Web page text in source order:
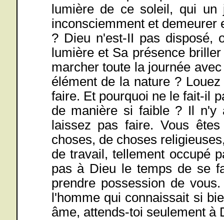
lumière de ce soleil, qui un
inconsciemment et demeurer
? Dieu n'est-II pas disposé,
lumière et Sa présence
marcher toute la journée
élément de la nature ?
faire. Et pourquoi ne le fait-il
de manière si faible ? Il n'y
laissez pas faire. Vous
choses, de choses
de travail, tellement occupé
pas à Dieu le temps de se
prendre possession de
l'homme qui connaissait si
âme, attends-toi seulement à